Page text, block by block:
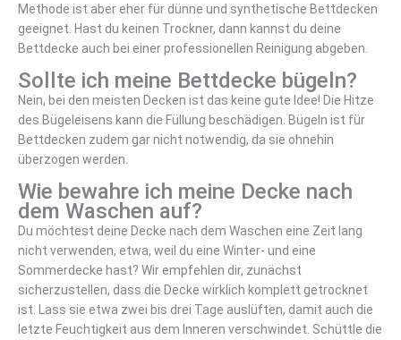
Methode ist aber eher für dünne und synthetische Bettdecken
geeignet. Hast du keinen Trockner, dann kannst du deine
Bettdecke auch bei einer professionellen Reinigung abgeben.
Sollte ich meine Bettdecke bügeln?
Nein, bei den meisten Decken ist das keine gute Idee! Die Hitze
des Bügeleisens kann die Füllung beschädigen. Bügeln ist für
Bettdecken zudem gar nicht notwendig, da sie ohnehin
überzogen werden.
Wie bewahre ich meine Decke nach
dem Waschen auf?
Du möchtest deine Decke nach dem Waschen eine Zeit lang
nicht verwenden, etwa, weil du eine Winter- und eine
Sommerdecke hast? Wir empfehlen dir, zunächst
sicherzustellen, dass die Decke wirklich komplett getrocknet
ist. Lass sie etwa zwei bis drei Tage auslüften, damit auch die
letzte Feuchtigkeit aus dem Inneren verschwindet. Schüttle die